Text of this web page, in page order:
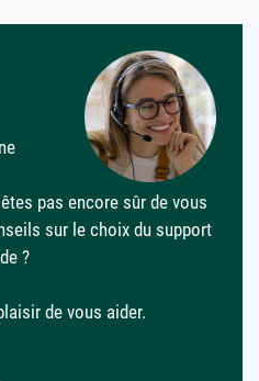
pas encore sûr de vous
sur le choix du support
?
de vous aider.